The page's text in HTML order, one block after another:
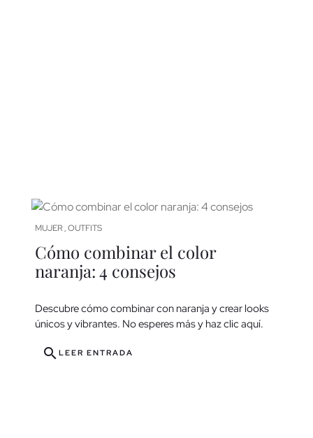
MUJER , OUTFITS
Cómo combinar el color
naranja: 4 consejos
Descubre cómo combinar con naranja y crear looks
únicos y vibrantes. No esperes más y haz clic aquí.
search LEER ENTRADA